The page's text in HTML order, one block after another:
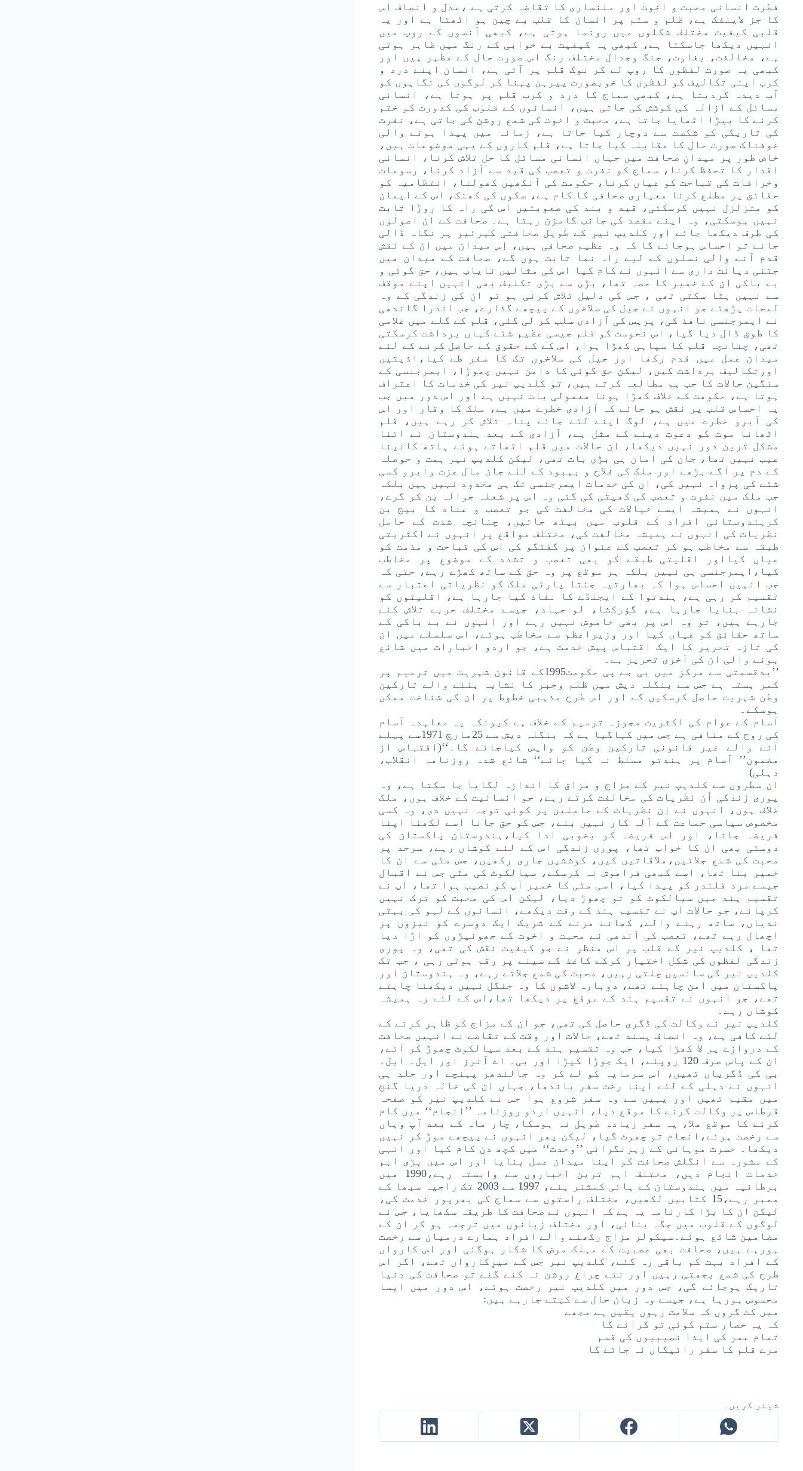
فطرت انسانی محبت و اخوت اور ملنساری کا تقاضہ کرتی ہے ،عدل و انصاف اس
کا جز لاینفک ہے، ظلم و ستم پر انسان کا قلب بے چین ہو اٹھتا ہے اور یہ
قلبی کیفیت مختلف شکلوں میں رونما ہوتی ہے، کبھی آنسوں کے روپ میں
انہیں دیکھا جاسکتا ہے، کبھی یہ کیفیت بے خوابی کے رنگ میں ظاہر ہوتی
ہے، مخالفت، بغاوت، جنگ وجدال مختلف رنگ اس صورت حال کے مظہر ہیں اور
کبھی یہ صورت لفظوں کا روپ لے کر نوک قلم پر آتی ہے، انسان اپنے درد و
کرب اپنی تکالیف کو لفظوں کا خوبصورت پیرہن پہنا کر لوگوں کی نگاہوں کو
آب دیدہ کردیتا ہے، کبھی سماج کا درد و کرب قلم پر ہوتا ہے، انسانی
مسائل کے ازالہ کی کوشش کی جاتی ہیں، انسانوں کے قلوب کی کدورت کو ختم
کرنے کا بیڑا اٹھایا جاتا ہے، محبت و اخوت کی شمع روشن کی جاتی ہے، نفرت
کی تاریکی کو شکست سے دوچار کیا جاتا ہے، زمانہ میں پیدا ہونے والی
خوفناک صورت حال کا مقابلہ کیا جاتا ہے، قلم کاروں کے یہی موضوعات ہیں،
خاص طور پر میدانِ صحافت میں جہاں انسانی مسائل کا حل تلاش کرنا، انسانی
اقدار کا تحفظ کرنا، سماج کو نفرت و تعصب کی قید سے آزاد کرنا، رسومات
وخرافات کی قباحت کو عیاں کرنا، حکومت کی آنکھیں کھولنا، انتظامیہ کو
حقائق پر مطلع کرنا معیاری صحافی کا کام ہے، سکوں کی کھنک، اس کے ایمان
کو متزلزل نہیں کرسکتی، قید و بند کی صعوبتیں اس کی راہ کا روڑا ثابت
نہیں ہوسکتی، وہ اپنے مقصد کی جانب گامزن رہتا ہے۔ صحافت کے ان اصولوں
کی طرف دیکھا جائے اور کلدیپ نیر کے طویل صحافتی کیرئیر پر نگاہ ڈالی
جائے تو احساس ہوجائے گا کہ وہ عظیم صحافی ہیں، اِس میدان میں ان کے نقش
قدم آنے والی نسلوں کے لیے راہ نما ثابت ہوں گے، صحافت کے میدان میں
جتنی دیانت داری سے انہوں نے کام کیا اس کی مثالیں نایاب ہیں، حق گوئی و
بے باکی ان کے خمیر کا حصہ تھا، بڑی سے بڑی تکلیف بھی انہیں اپنے موقف
سے نہیں ہٹا سکتی تھی ، جس کی دلیل تلاش کرنی ہو تو ان کی زندگی کے وہ
لمحات پڑھئے جو انہوں نے جیل کی سلاخوں کے پیچھے گذارے، جب اندرا گاندھی
نے ایمرجنسی نافذ کی، پریس کی آزادی سلب کر لی گئی، قلم کے گلے میں غلامی
کا طوق ڈال دیا گیا، اس نحوست کو قلم جیسی عظیم شئے کہاں برداشت کرسکتی
تھی، چنانچہ قلم کا سپاہی کھڑا ہوا، اس کے کے حقوق کے حاصل کرنے کے لئے
میدان عمل میں قدم رکھا اور جیل کی سلاخوں تک کا سفر طے کیا،اذیتیں
اورتکالیف برداشت کیں، لیکن حق گوئی کا دامن نہیں چھوڑا، ایمرجنسی کے
سنگین حالات کا جب ہم مطالعہ کرتے ہیں، تو کلدیپ نیر کی خدمات کا اعتراف
ہوتا ہے، حکومت کے خلاف کھڑا ہونا معمولی بات نہیں ہے اور اس دور میں جب
یہ احساس قلب پر نقش ہو جائے کہ آزادی خطرے میں ہے، ملک کا وقار اور اس
کی آبرو خطرے میں ہے، لوگ اپنے لئے جائے پناہ تلاش کر رہے ہیں، قلم
اٹھانا موت کو دعوت دینے کے مثل ہے، آزادی کے بعد ہندوستان نے اتنا
مشکل ترین دور نہیں دیکھا، ان حالات میں قلم اٹھاتے ہوئے ہاتھ کانپنا
عیب نہیں تھا، جان کی امان ہی بڑی بات تھی، لیکن کلدیپ نیر ہمت و حوصلہ
کے دم پر آگے بڑھے اور ملک کی فلاح و بہبود کے لئے جان مال عزت وآبرو کسی
شئے کی پرواہ نہیں کی، ان کی خدمات ایمرجنسی تک ہی محدود نہیں ہیں بلکہ
جب ملک میں نفرت و تعصب کی کھیتی کی گئی وہ اس پر شعلہ جوالہ بن کر گرے،
انہوں نے ہمیشہ ایسے خیالات کی مخالفت کی جو تعصب و عناد کا بیج بن
کرہندوستانی افراد کے قلوب میں بیٹھ جائیں، چنانچہ شدت کے حامل
نظریات کی انہوں نے ہمیشہ مخالفت کی، مختلف مواقع پر انہوں نے اکثریتی
طبقہ سے مخاطب ہو کر تعصب کے عنوان پر گفتگو کی اس کی قباحت و مذمت کو
عیاں کیااور اقلیتی طبقے کو بھی تعصب و تشدد کے موضوع پر مخاطب
کیا،ایمرجنسی ہی نہیں بلکہ ہر موقع پر وہ حق کے ساتھ کھڑے رہے، حتی کہ
جب انہیں احساس ہوا کہ بھارتیہ جنتا پارٹی ملک کو نظریاتی اعتبار سے
تقسیم کر رہی ہے، ہندتوا کے ایجنڈے کا نفاذ کیا جارہا ہے، اقلیتوں کو
نشانہ بنایا جارہا ہے، گؤرکشا، لو جہاد، جیسے مختلف حربے تلاش کئے
جارہے ہیں، تو وہ اس پر بھی خاموش نہیں رہے اور انہوں نے بے باکی کے
ساتھ حقائق کو عیاں کیا اور وزیراعظم سے مخاطب ہوئے، اس سلسلے میں ان
کی تازہ تحریر کا ایک اقتباس پیش خدمت ہے، جو اردو اخبارات میں شائع
ہونے والی ان کی آخری تحریر ہے۔
’’بدقسمتی سے مرکز میں بی جے پی حکومت1995کے قانون شہریت میں ترمیم پر
کمر بستہ ہے جس سے بنگلہ دیش میں ظلم وجبر کا نشابہ بننے والے تارکین
وطن شہریت حاصل کرسکیں گے اور اس طرح مذہبی خطوط پر ان کی شناخت ممکن
ہوسکے۔
آسام کے عوام کی اکثریت مجوزہ ترمیم کے خلاف ہے کیونکہ یہ معاہدہ آسام
کی روح کے منافی ہے جس میں کہاگیا ہے کہ بنگلہ دیش سے 25مارچ 1971سے پہلے
آنے والے غیر قانونی تارکین وطن کو واپس کیاجائے گا۔‘‘(اقتباس از
مضمون’’ آسام پر ہندتو مسلط نہ کیا جائے‘‘ شائع شدہ روزنامہ انقلاب،
دہلی)
ان سطروں سے کلدیپ نیر کے مزاج و مزاق کا اندازہ لگایا جا سکتا ہے، وہ
پوری زندگی اُن نظریات کی مخالفت کرتے رہے، جو انسانیت کے خلاف ہوں، ملک
خلاف ہوں، انہوں نے اِن نظریات کے حاملین پر کوئی توجہ نہیں دی، وہ کسی
مخصوص سیاسی جماعت کے آلہ کار نہیں بنے، جس کو حق جانا اسے لکھنا اپنا
فریضہ جانا، اور اس فریضہ کو بخوبی ادا کیا،ہندوستان پاکستان کی
دوستی بھی ان کا خواب تھا، پوری زندگی اس کے لئے کوشاں رہے، سرحد پر
محبت کی شمع جلائیں،ملاقاتیں کیں، کوششیں جاری رکھیں، جس مٹی سے ان کا
خمیر بنا تھا، اسے کبھی فراموش نہ کرسکے، سیالکوٹ کی مٹی جس نے اقبال
جیسے مرد قلندر کو پیدا کیا، اسی مٹی کا خمیر آپ کو نصیب ہوا تھا، آپ نے
تقسیم ہند میں سیالکوٹ کو تو چھوڑ دیا، لیکن اس کی محبت کو ترک نہیں
کرپائے، جو حالات آپ نے تقسیم ہند کے وقت دیکھے، انسانوں کے لہو کی بہتی
ندیاں، ساتھ رہنے والے، کھانے مرنے کے شریک ایک دوسرے کو نیزوں پر
اچھال رہے تھے، تعصب کی آندھی نے محبت و اخوت کے جھونپڑوں کو اڑا دیا
تھا ، کلدیپ نیر کے قلب پر اس منظر نے جو کیفیت نقش کی تھی، وہ پوری
زندگی لفظوں کی شکل اختیار کرکے کاغذ کے سینے پر رقم ہوتی رہی ، جب تک
کلدیپ نیر کی سانسیں چلتی رہیں، محبت کی شمع جلاتے رہے، وہ ہندوستان اور
پاکستان میں امن چاہتے تھے، دوبارہ لاشوں کا وہ جنگل نہیں دیکھنا چاہتے
تھے، جو انہوں نے تقسیم ہند کے موقع پر دیکھا تھا،اس کے لئے وہ ہمیشہ
کوشاں رہے۔
کلدیپ نیر نے وکالت کی ڈگری حاصل کی تھی، جو ان کے مزاج کو ظاہر کرنے کے
لئے کافی ہے، وہ انصاف پسند تھے، حالات اور وقت کے تقاضے نے انہیں صحافت
کے دروازے پر لا کھڑا کیا، جب وہ تقسیم ہند کے بعد سیالکوٹ چھوڑ کر آئے،
ان کے پاس صرف 120 روپئے، ایک جوڑا کپڑا اور بی۔ اے آنرز اور ایل۔ ایل۔
بی کی ڈگریاں تھیں، اس سرمایہ کو لے کر وہ جالندھر پہنچے اور جلد ہی
انہوں نے دہلی کے لئے اپنا رخت سفر باندھا، جہاں ان کی خالہ دریا گنج
میں مقیم تھیں اور یہیں سے وہ سفر شروع ہوا جس نے کلدیپ نیر کو صفحہ
قرطاس پر وکالت کرنے کا موقع دیا، انہیں اردو روزنامہ ’’انجام‘‘ میں کام
کرنے کا موقع ملا، یہ سفر زیادہ طویل نہ ہوسکا، چار ماہ کے بعد آپ وہاں
سے رخصت ہوئے،انجام تو چھوٹ گیا، لیکن پھر انہوں نے پیچھے موڑ کر نہیں
دیکھا۔ حسرت موہانی کے زیرنگرانی ’’وحدت‘‘ میں کچھ دن کام کیا اور انہی
کے مشورہ سے انگلش صحافت کو اپنا میدان عمل بنایا اور اس میں بڑی اہم
خدمات انجام دیں، مختلف اہم ترین اخباروں سے وابستہ رہے،1990 میں
برطانیہ میں ہندوستان کے ہائی کمشنر بنے، 1997 سے 2003 تک راجیہ سبھا کے
ممبر رہے،15 کتابیں لکھیں، مختلف راستوں سے سماج کی بھرپور خدمت کی،
لیکن ان کا بڑا کارنامہ یہ ہے کہ انہوں نے صحافت کا طریقہ سکھایا، جس نے
لوگوں کے قلوب میں جگہ بنائی، اور مختلف زبانوں میں ترجمہ ہو کر ان کے
مضامین شائع ہوئے۔سیکولر مزاج رکھنے والے افراد ہمارے درمیان سے رخصت
ہورہے ہیں، صحافت بھی عصبیت کے مہلک مرض کا شکار ہوگئی اور اس کارواں
کے افراد بہت کم باقی رہ گئے، کلدیپ نیر جس کے میرِکارواں تھے، اگر اس
طرح کی شمع بجھتی رہیں اور نئے چراغ روشن نہ کئے گئے تو صحافت کی دنیا
تاریک ہوجائے گی، جس دور میں کلدیپ نیر رخصت ہوئے، اس دور میں ایسا
محسوس ہورہا ہے، جیسے وہ زبان حال سے کہتے جارہے ہیں:
میں کٹ گروں کہ سلامت رہوں یقیں ہے مجھے
کہ یہ حصار ستم کوئی تو گرائے گا
تمام عمر کی ایذا نصیبیوں کی قسم
مرے قلم کا سفر رائیگاں نہ جائے گا
شیئر کریں۔